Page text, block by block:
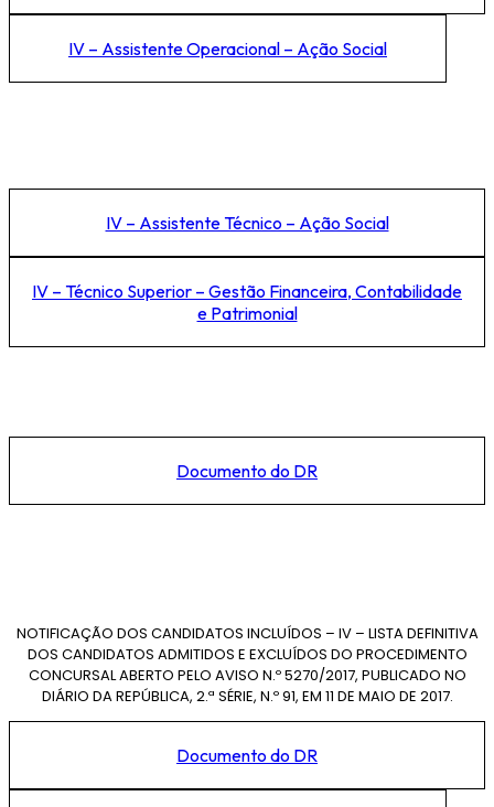
IV – Assistente Operacional – Ação Social
IV – Assistente Técnico – Ação Social
IV – Técnico Superior – Gestão Financeira, Contabilidade
e Patrimonial
Documento do DR
NOTIFICAÇÃO DOS CANDIDATOS INCLUÍDOS – IV – LISTA DEFINITIVA
DOS CANDIDATOS ADMITIDOS E EXCLUÍDOS DO PROCEDIMENTO
CONCURSAL ABERTO PELO AVISO N.º 5270/2017, PUBLICADO NO
DIÁRIO DA REPÚBLICA, 2.ª SÉRIE, N.º 91, EM 11 DE MAIO DE 2017.
Documento do DR